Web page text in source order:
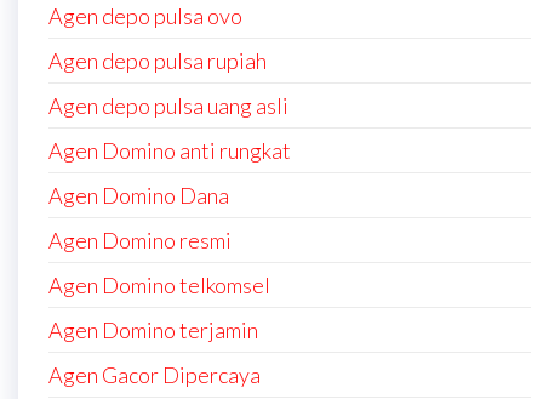
Agen depo pulsa ovo
Agen depo pulsa rupiah
Agen depo pulsa uang asli
Agen Domino anti rungkat
Agen Domino Dana
Agen Domino resmi
Agen Domino telkomsel
Agen Domino terjamin
Agen Gacor Dipercaya